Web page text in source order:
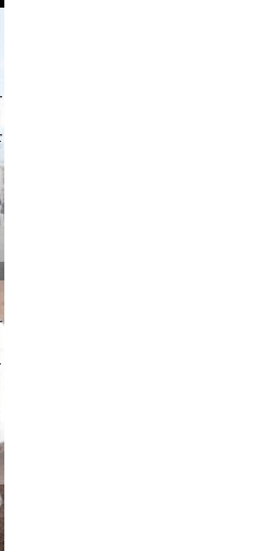
video